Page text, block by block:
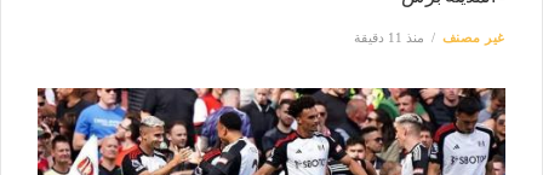
غير مصنف منذ 11 دقيقة